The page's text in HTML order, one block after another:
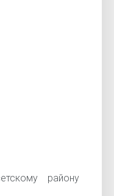
району